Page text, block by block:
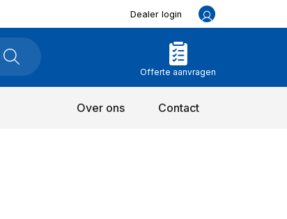
Dealer login
Offerte aanvragen
Over ons Contact